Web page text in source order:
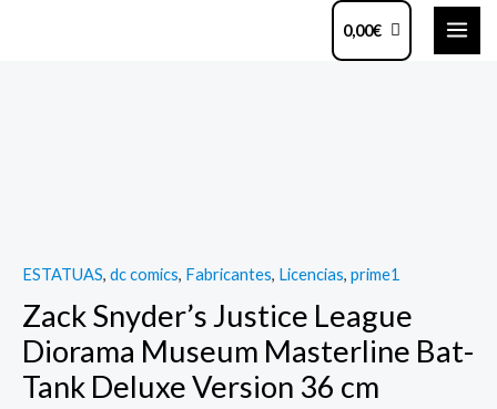
0,00€
ESTATUAS, dc comics, Fabricantes, Licencias, prime1
Zack Snyder’s Justice League
Diorama Museum Masterline Bat-
Tank Deluxe Version 36 cm
Masterline
Bat-
Tank
Deluxe
Version